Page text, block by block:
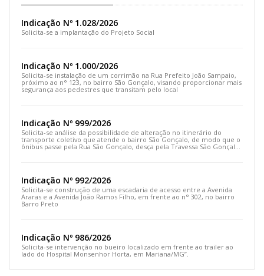
Indicação Nº 1.028/2026
Solicita-se a implantação do Projeto Social
Indicação Nº 1.000/2026
Solicita-se instalação de um corrimão na Rua Prefeito João Sampaio,
próximo ao n° 123, no bairro São Gonçalo, visando proporcionar mais
segurança aos pedestres que transitam pelo local
Indicação Nº 999/2026
Solicita-se análise da possibilidade de alteração no itinerário do
transporte coletivo que atende o bairro São Gonçalo, de modo que o
ônibus passe pela Rua São Gonçalo, desça pela Travessa São Gonçalo
Indicação Nº 992/2026
Solicita-se construção de uma escadaria de acesso entre a Avenida
Araras e a Avenida João Ramos Filho, em frente ao n° 302, no bairro
Barro Preto
Indicação Nº 986/2026
Solicita-se intervenção no bueiro localizado em frente ao trailer ao
lado do Hospital Monsenhor Horta, em Mariana/MG”.